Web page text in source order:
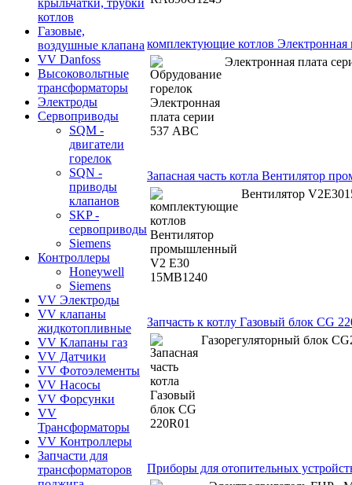
крыльчатки, трубки
котлов
Газовые,
воздушные клапана
VV Danfoss
Высоковольтные
трансформаторы
Электроды
Сервоприводы
SQM -
двигатели
горелок
SQN -
приводы
клапанов
SKP -
сервоприводы
Siemens
Контроллеры
Honeywell
Siemens
VV Электроды
VV клапаны
жидкотопливные
VV Клапаны газ
VV Датчики
VV Фотоэлементы
VV Насосы
VV Форсунки
VV
Трансформаторы
VV Контроллеры
Запчасти для
трансформаторов
комплектующие котлов
Электронная плата
Запасная часть котла Вентилятор
Вентилятор
Запчасть к котлу Газовый блок CG
Газорегуляторный блок
Приборы для отопительных